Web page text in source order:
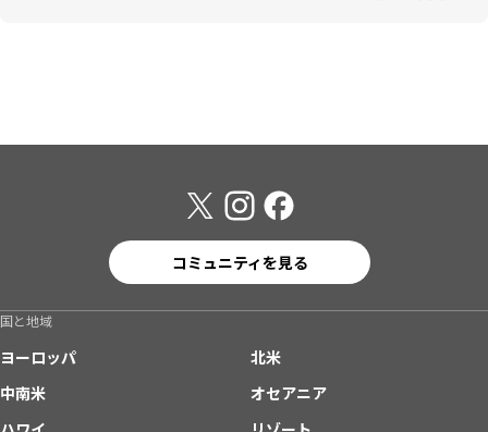
コミュニティを見る
国と地域
ヨーロッパ
北米
中南米
オセアニア